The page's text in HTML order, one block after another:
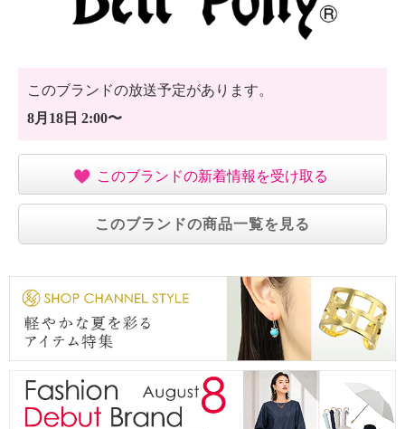
このブランドの放送予定があります。
8月18日 2:00〜
このブランドの新着情報を受け取る
このブランドの商品一覧を見る